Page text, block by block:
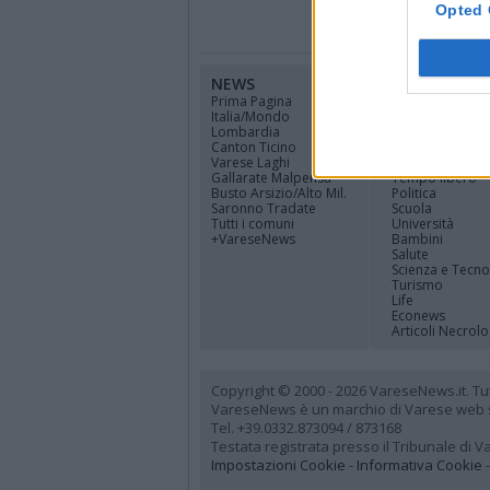
Opted
NEWS
Prima Pagina
Italia/Mondo
Lombardia
Canton Ticino
Varese Laghi
Gallarate Malpensa
Busto Arsizio/Alto Mil.
Saronno Tradate
Tutti i comuni
+VareseNews
CANALI
Tempo libero
Politica
Scuola
Università
Bambini
Salute
Scienza e
Turismo
Life
Econews
Articoli
Copyright © 2000 - 2026 VareseNews.it.
VareseNews è un marchio di Varese web
Tel. +39.0332.873094 / 873168
Testata registrata presso il Tribunale di
Impostazioni Cookie - Informativa Cookie -